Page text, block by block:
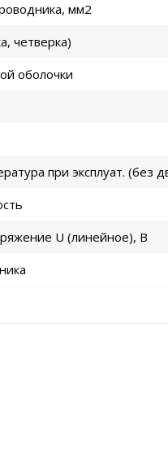
мм2
четверка)
оболочки
при эксплуат. (без
U (линейное), В